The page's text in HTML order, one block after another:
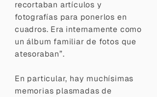
recortaban artículos y
fotografías para ponerlos en
cuadros. Era internamente como
un álbum familiar de fotos que
atesoraban”.
En particular, hay muchísimas
memorias plasmadas de